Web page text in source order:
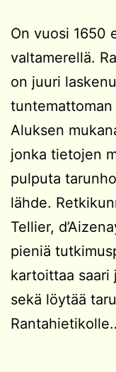
On vuosi 1650
valtamerellä.
on juuri
Aluksen
jonka tietojen
pulputa
lähde.
Tellier,
pieniä
kartoittaa saari
sekä löytää